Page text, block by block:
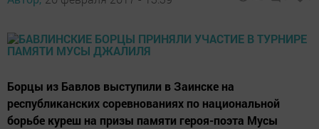
Борцы из Бавлов выступили в Заинске на
республиканских соревнованиях по национальной
борьбе куреш на призы памяти героя-поэта Мусы